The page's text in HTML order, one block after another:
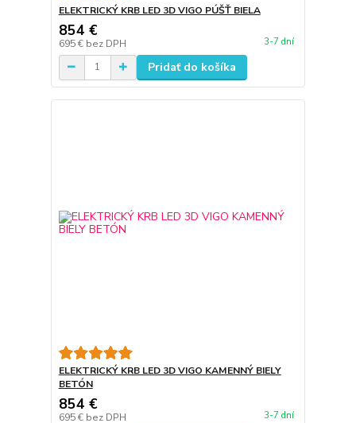
ELEKTRICKÝ KRB LED 3D VIGO PÚŠŤ BIELA
854 €
695 € bez DPH 3-7 dní
Pridať do košíka
ELEKTRICKÝ KRB LED 3D VIGO KAMENNÝ BIELY
BETÓN
854 €
695 € bez DPH 3-7 dní